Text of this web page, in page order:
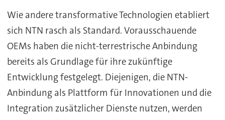
Wie andere transformative Technologien etabliert
sich NTN rasch als Standard. Vorausschauende
OEMs haben die nicht-terrestrische Anbindung
bereits als Grundlage für ihre zukünftige
Entwicklung festgelegt. Diejenigen, die NTN-
Anbindung als Plattform für Innovationen und die
Integration zusätzlicher Dienste nutzen, werden